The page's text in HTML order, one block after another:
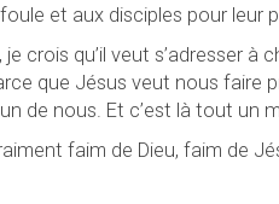
et aux disciples pour leur
je crois qu’il veut s’adresser
que Jésus veut nous faire
de nous. Et c’est là tout un
faim de Dieu, faim de